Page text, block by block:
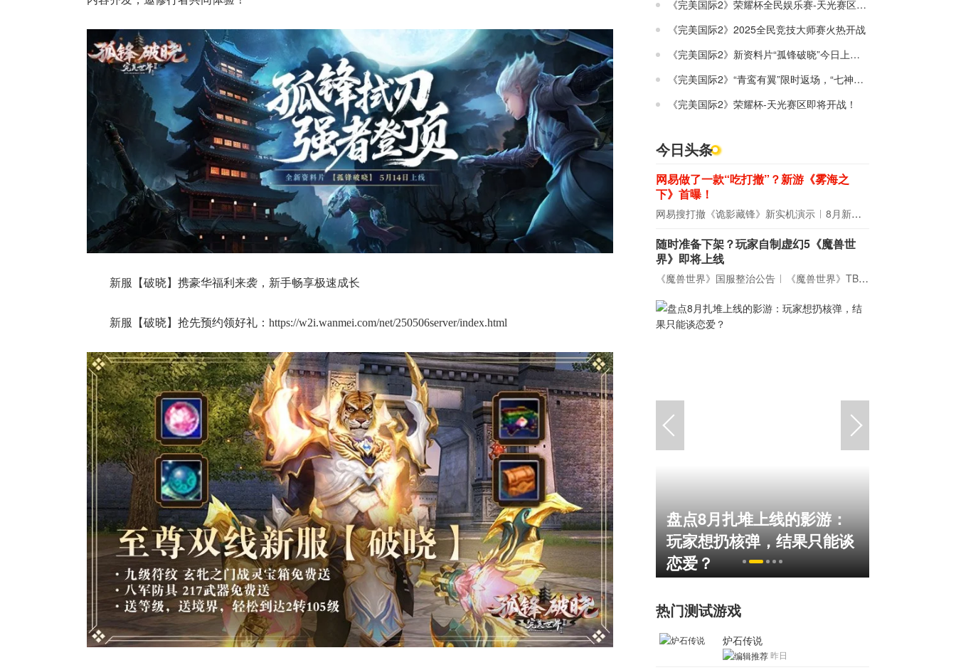
新服【破晓】携豪华福利来袭，新手畅享极速成长
新服【破晓】抢先预约领好礼：https://w2i.wanmei.com/net/250506server/index.html
《完美国际2》荣耀杯全民娱乐赛-天光赛区火热开战！
《完美国际2》2025全民竞技大师赛火热开战
《完美国际2》新资料片“孤锋破晓”今日上线！
《完美国际2》“青鸾有翼”限时返场，“七神器”经典复刻！
《完美国际2》荣耀杯-天光赛区即将开战！
今日头条
网易做了一款“吃打撤”？新游《雾海之
下》首曝！
网易搜打撤《诡影藏锋》新实机演示 8月新游前瞻：《诡秘之主》领衔
随时准备下架？玩家自制虚幻5《魔兽世
界》即将上线
《魔兽世界》国服整治公告 《魔兽世界》TBC周年大更：双经典团本回归！
正惊漫谈：从MU开始，为
什么网游翅膀成了"躲不掉
的刚需"？
一看吓一跳：雷死人不偿命
的囧图集（1169）
盘点8月扎堆上线的影游：
玩家想扔核弹，结果只能谈
恋爱？
热门测试游戏
炉石传说
昨日